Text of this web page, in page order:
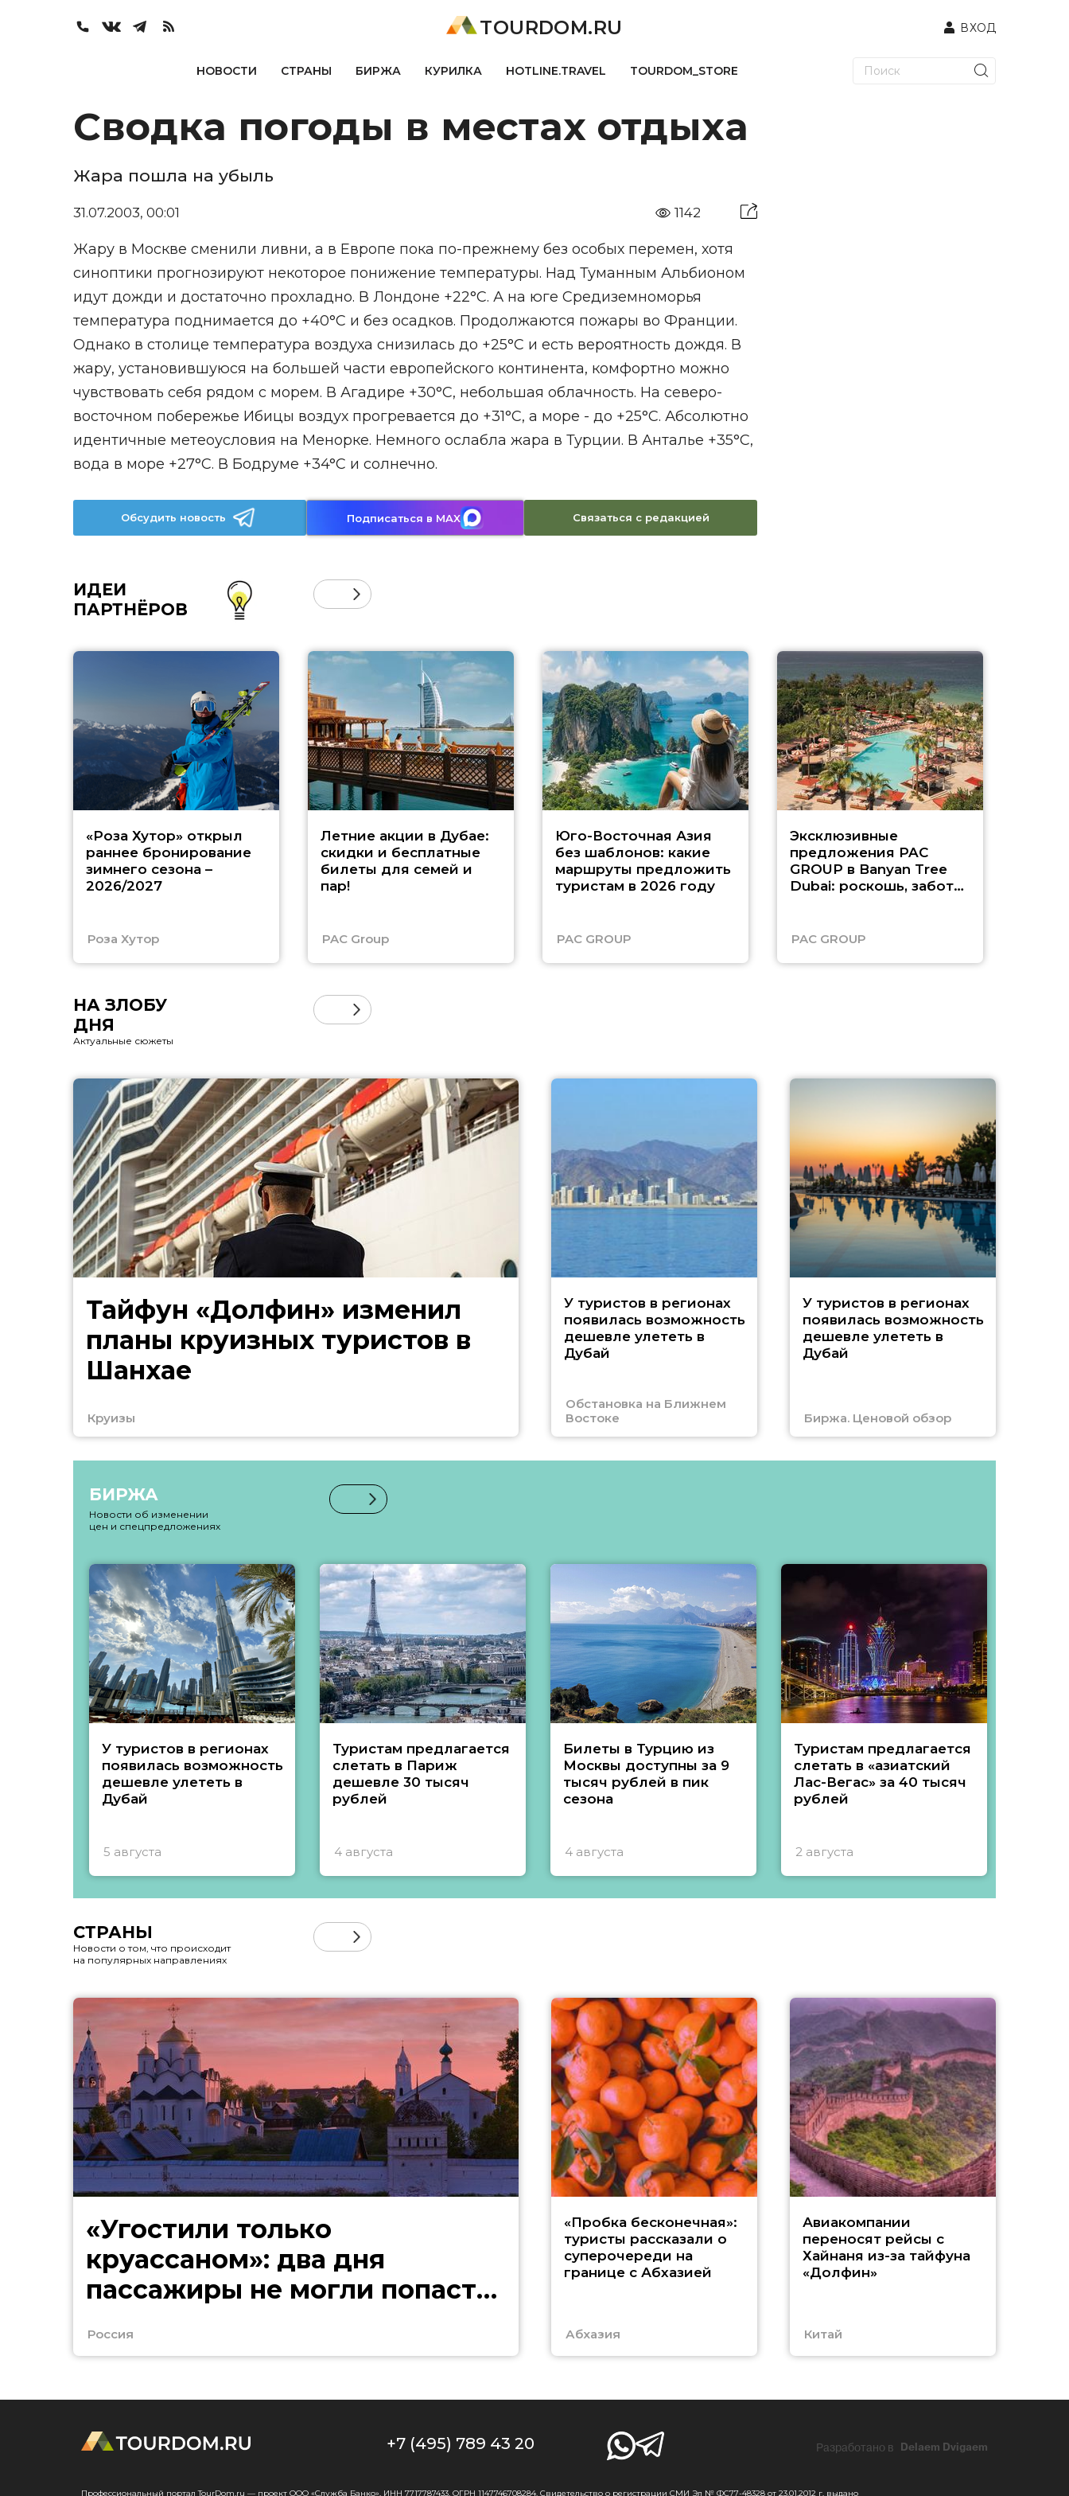
TOURDOM.RU ВХОД
НОВОСТИ СТРАНЫ БИРЖА КУРИЛКА HOTLINE.TRAVEL TOURDOM_STORE
Сводка погоды в местах отдыха
Жара пошла на убыль
31.07.2003, 00:01 1142
Жару в Москве сменили ливни, а в Европе пока по-прежнему без особых перемен, хотя
синоптики прогнозируют некоторое понижение температуры. Над Туманным Альбионом
идут дожди и достаточно прохладно. В Лондоне +22°С. А на юге Средиземноморья
температура поднимается до +40°С и без осадков. Продолжаются пожары во Франции.
Однако в столице температура воздуха снизилась до +25°С и есть вероятность дождя. В
жару, установившуюся на большей части европейского континента, комфортно можно
чувствовать себя рядом с морем. В Агадире +30°С, небольшая облачность. На северо-
восточном побережье Ибицы воздух прогревается до +31°С, а море - до +25°С. Абсолютно
идентичные метеоусловия на Менорке. Немного ослабла жара в Турции. В Анталье +35°С,
вода в море +27°С. В Бодруме +34°С и солнечно.
Обсудить новость Подписаться в MAX Связаться с редакцией
ИДЕИ
ПАРТНЁРОВ
«Роза Хутор» открыл
раннее бронирование
зимнего сезона –
2026/2027
Роза Хутор
Летние акции в Дубае:
скидки и бесплатные
билеты для семей и
пар!
PAC Group
Юго-Восточная Азия
без шаблонов: какие
маршруты предложить
туристам в 2026 году
PAC GROUP
Эксклюзивные
предложения PAC
GROUP в Banyan Tree
Dubai: роскошь, забота
PAC GROUP
НА ЗЛОБУ
ДНЯ
Актуальные сюжеты
Тайфун «Долфин» изменил
планы круизных туристов в
Шанхае
Круизы
У туристов в регионах
появилась возможность
дешевле улететь в
Дубай
Обстановка на Ближнем
Востоке
У туристов в регионах
появилась возможность
дешевле улететь в
Дубай
Биржа. Ценовой обзор
БИРЖА
Новости об изменении
цен и спецпредложениях
У туристов в регионах
появилась возможность
дешевле улететь в
Дубай
5 августа
Туристам предлагается
слетать в Париж
дешевле 30 тысяч
рублей
4 августа
Билеты в Турцию из
Москвы доступны за 9
тысяч рублей в пик
сезона
4 августа
Туристам предлагается
слетать в «азиатский
Лас-Вегас» за 40 тысяч
рублей
2 августа
СТРАНЫ
Новости о том, что происходит
на популярных направлениях
«Угостили только
круассаном»: два дня
пассажиры не могли попасть
Россия
«Пробка бесконечная»:
туристы рассказали о
суперочереди на
границе с Абхазией
Абхазия
Авиакомпании
переносят рейсы с
Хайнаня из-за тайфуна
«Долфин»
Китай
+7 (495) 789 43 20 Разработано в Delaem Dvigaem
Профессиональный портал TourDom.ru — проект ООО «Служба Банко», ИНН 7717787433, ОГРН 1147746708284. Свидетельство о регистрации СМИ Эл № ФС77-48328 от 23.01.2012 г. выдано